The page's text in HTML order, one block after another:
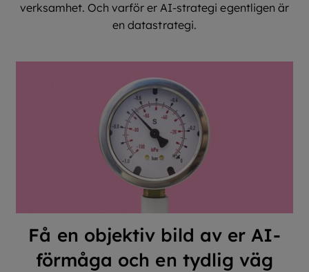
verksamhet. Och varför er AI-strategi egentligen är
en datastrategi.
Få en objektiv bild av er AI-
förmåga och en tydlig väg